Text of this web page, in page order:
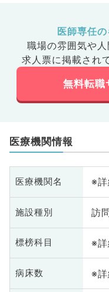
医師専任
職場の雰囲気や人
求人票に掲載され
無料転職
医療機関情報
医療機関名 ※
施設種別 訪
標榜科目 ※
病床数 ※